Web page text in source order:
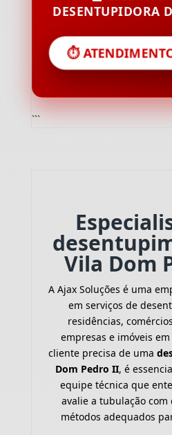
DESENTUPIDORA
⏱️
```
Vila Dom
A Ajax Soluções é uma
em serviços de
residências,
empresas e imóveis
cliente precisa de uma
Dom Pedro II, é
equipe técnica que
avalie a tubulação
métodos adequados